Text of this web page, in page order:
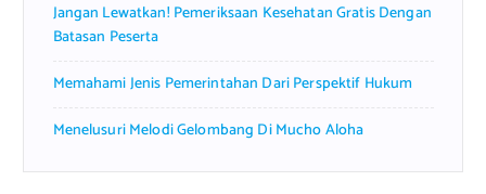
Jangan Lewatkan! Pemeriksaan Kesehatan Gratis Dengan
Batasan Peserta
Memahami Jenis Pemerintahan Dari Perspektif Hukum
Menelusuri Melodi Gelombang Di Mucho Aloha